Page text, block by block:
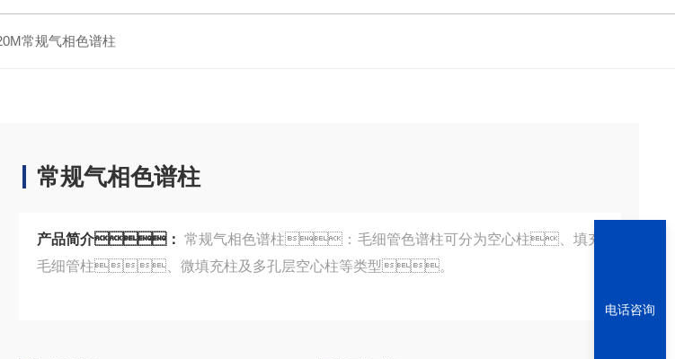
常规气相色谱柱
常规气相色谱柱
产品简介： 常规气相色谱柱：毛细管色谱柱可分为空心柱、填充
毛细管柱、微填充柱及多孔层空心柱等类型。
电话咨询